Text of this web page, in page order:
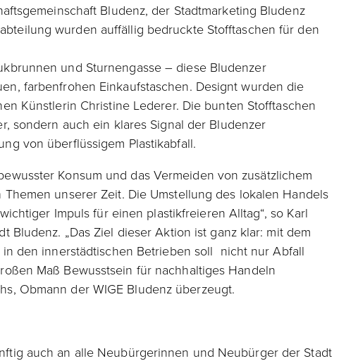
Bludenz, der Stadtmarketing Bludenz
wurden auffällig bedruckte Stofftaschen für den
und Sturnengasse – diese Bludenzer
farbenfrohen Einkaufstaschen. Designt wurden die
Künstlerin Christine Lederer. Die bunten Stofftaschen
sondern auch ein klares Signal der Bludenzer
von überflüssigem Plastikabfall.
Konsum und das Vermeiden von zusätzlichem
unserer Zeit. Die Umstellung des lokalen Handels
Impuls für einen plastikfreieren Alltag“, so Karl
Bludenz. „Das Ziel dieser Aktion ist ganz klar: mit dem
den innerstädtischen Betrieben soll nicht nur Abfall
Maß Bewusstsein für nachhaltiges Handeln
Obmann der WIGE Bludenz überzeugt.
auch an alle Neubürgerinnen und Neubürger der Stadt